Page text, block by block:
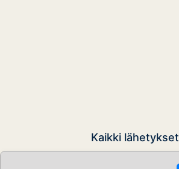
Kaikki lähetykset